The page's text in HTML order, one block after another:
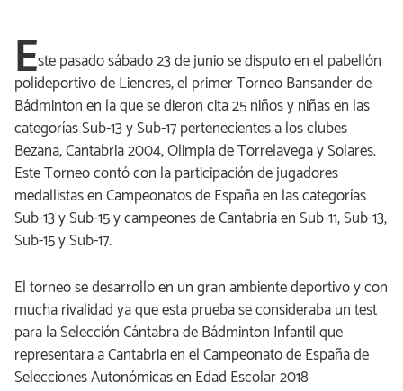
Este pasado sábado 23 de junio se disputo en el pabellón
polideportivo de Liencres, el primer Torneo Bansander de
Bádminton en la que se dieron cita 25 niños y niñas en las
categorías Sub-13 y Sub-17 pertenecientes a los clubes
Bezana, Cantabria 2004, Olimpia de Torrelavega y Solares.
Este Torneo contó con la participación de jugadores
medallistas en Campeonatos de España en las categorías
Sub-13 y Sub-15 y campeones de Cantabria en Sub-11, Sub-13,
Sub-15 y Sub-17.
El torneo se desarrollo en un gran ambiente deportivo y con
mucha rivalidad ya que esta prueba se consideraba un test
para la Selección Cántabra de Bádminton Infantil que
representara a Cantabria en el Campeonato de España de
Selecciones Autonómicas en Edad Escolar 2018